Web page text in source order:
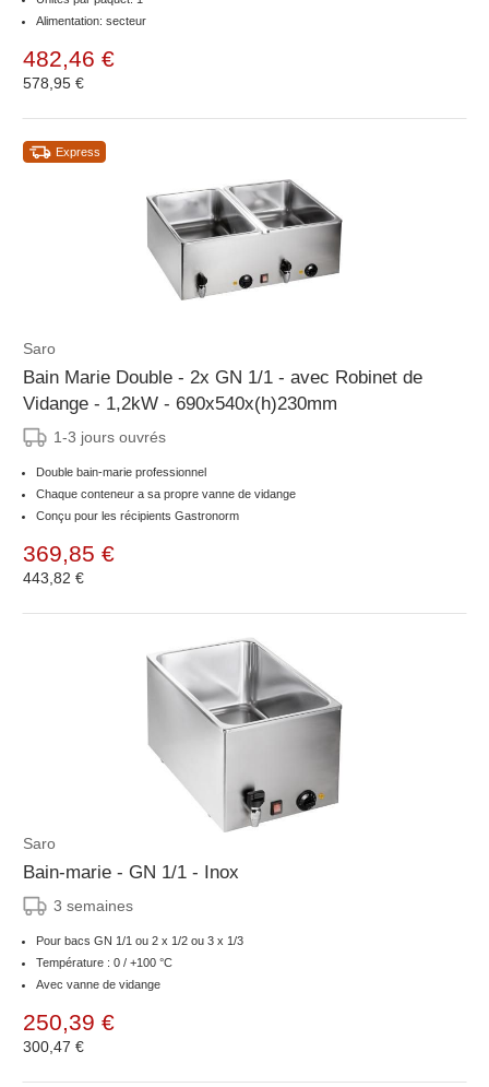
Alimentation: secteur
482,46 €
578,95 €
Express
Saro
Bain Marie Double - 2x GN 1/1 - avec Robinet de
Vidange - 1,2kW - 690x540x(h)230mm
1-3 jours ouvrés
Double bain-marie professionnel
Chaque conteneur a sa propre vanne de vidange
Conçu pour les récipients Gastronorm
369,85 €
443,82 €
Saro
Bain-marie - GN 1/1 - Inox
3 semaines
Pour bacs GN 1/1 ou 2 x 1/2 ou 3 x 1/3
Température : 0 / +100 °C
Avec vanne de vidange
250,39 €
300,47 €